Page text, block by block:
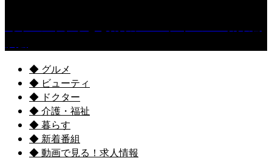
◆ グルメ
◆ ビューティ
◆ ドクター
◆ 介護・福祉
◆ 暮らす
◆ 新着番組
◆ 動画で見る！求人情報